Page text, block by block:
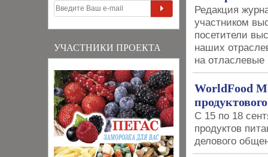
УЧАСТНИКИ ПРОЕКТА
Редакция
участником
посетители
наших
на
WorldFood
С 15 по 18
продуктов
делового